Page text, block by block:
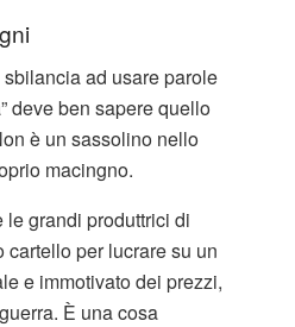
ad usare parole
deve ben sapere quello
è un sassolino nello
macingno.
grandi produttrici di
cartello per lucrare su un
e immotivato dei prezzi,
È una cosa